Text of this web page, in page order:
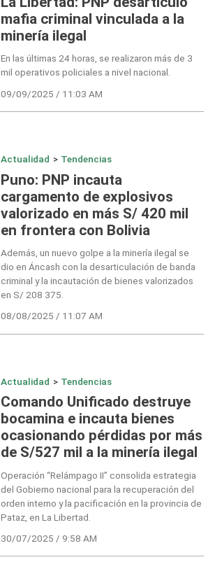
mafia criminal vinculada a la
minería ilegal
En las últimas 24 horas, se realizaron más de 3
mil operativos policiales a nivel nacional.
09/09/2025 / 11:03 AM
Actualidad > Tendencias
Puno: PNP incauta
cargamento de explosivos
valorizado en más S/ 420 mil
en frontera con Bolivia
Además, un nuevo golpe a la minería ilegal se
dio en Áncash con la desarticulación de banda
criminal y la incautación de bienes valorizados
en S/ 208 375.
08/08/2025 / 11:07 AM
Actualidad > Tendencias
Comando Unificado destruye
bocamina e incauta bienes
ocasionando pérdidas por más
de S/527 mil a la minería ilegal
Operación “Relámpago II” consolida estrategia
del Gobierno nacional para la recuperación del
orden interno y la pacificación en la provincia de
Pataz, en La Libertad.
30/07/2025 / 9:58 AM